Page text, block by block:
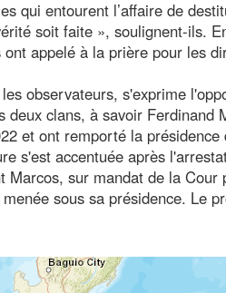
qui entourent l’affaire de
soit faite », soulignent-ils.
appelé à la prière pour les
observateurs, s'exprime
deux clans, à savoir Ferdinand
et ont remporté la
s'est accentuée après
sur mandat de la
sous sa présidence. Le